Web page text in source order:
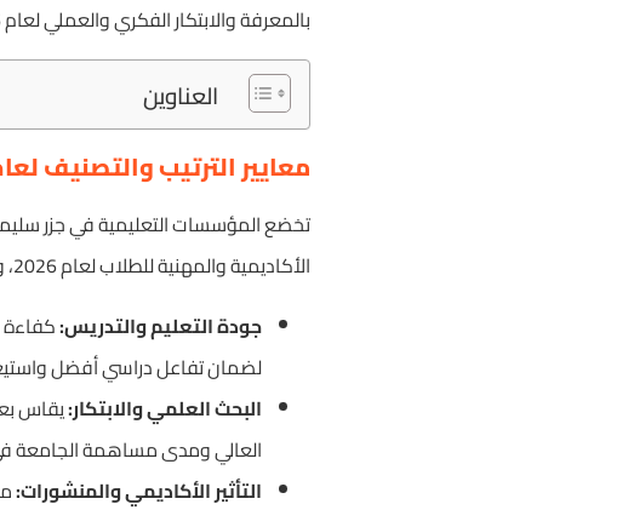
بالمعرفة والابتكار الفكري والعملي لعام 2026.
العناوين
معايير الترتيب والتصنيف لعام
تخضع المؤسسات التعليمية في جزر
الأكاديمية والمهنية للطلاب لعام 2026، وتعتمد هذه التصنيفات على المعايير الصارمة التالية:
جودة التعليم والتدريس:كفاءة
لضمان تفاعل دراسي أفضل واستيعاب
البحث العلمي والابتكار:يقاس
العالي ومدى مساهمة الجامعة في
التأثير الأكاديمي والمنشورات: